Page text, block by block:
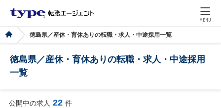
MENU
徳島県／産休・育休ありの転職・求人・中途採用一覧
徳島県／産休・育休ありの転職・求人・中途採用
一覧
公開中の求人 22 件